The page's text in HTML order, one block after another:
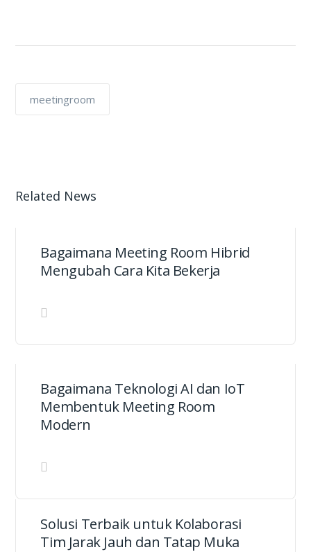
meetingroom
Related News
Bagaimana Meeting Room Hibrid
Mengubah Cara Kita Bekerja
Bagaimana Teknologi AI dan IoT
Membentuk Meeting Room
Modern
Solusi Terbaik untuk Kolaborasi
Tim Jarak Jauh dan Tatap Muka